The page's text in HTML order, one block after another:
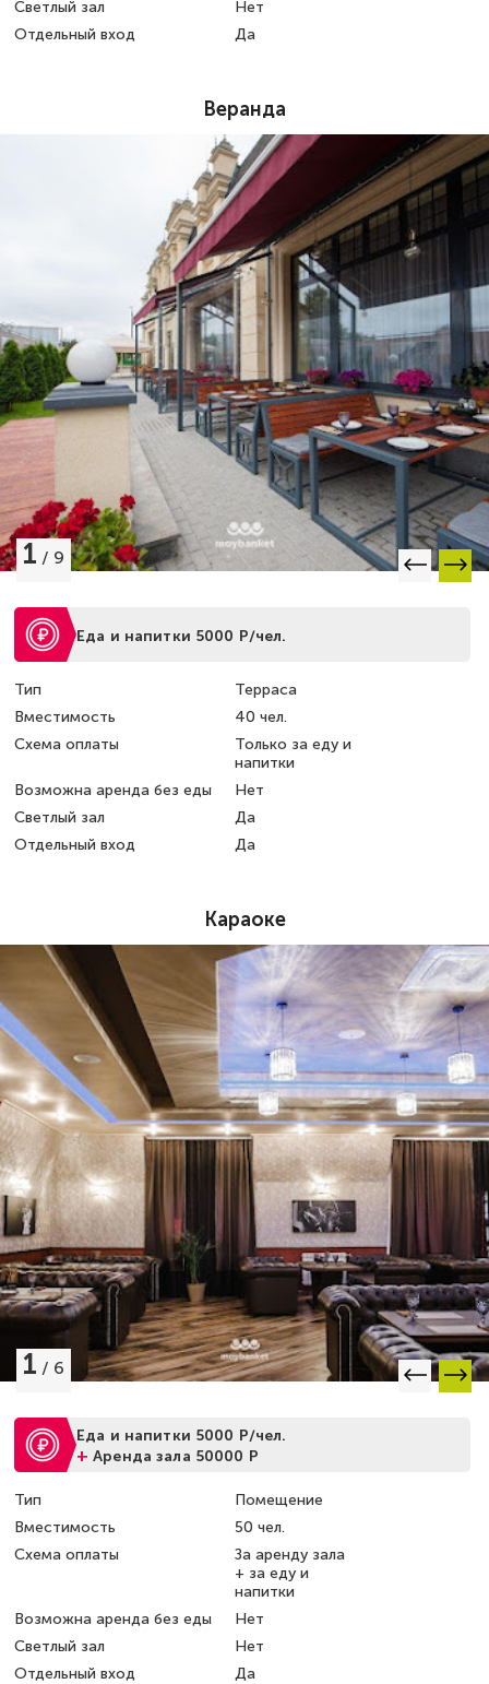
Светлый зал
Нет
Отдельный вход
Да
Веранда
1 / 9
Еда и напитки 5000 Р/чел.
Тип
Терраса
Вместимость
40 чел.
Схема оплаты
Только за еду и
напитки
Возможна аренда без еды
Нет
Светлый зал
Да
Отдельный вход
Да
Караоке
1 / 6
Еда и напитки 5000 Р/чел.
+ Аренда зала 50000 Р
Тип
Помещение
Вместимость
50 чел.
Схема оплаты
За аренду зала
+ за еду и
напитки
Возможна аренда без еды
Нет
Светлый зал
Нет
Отдельный вход
Да